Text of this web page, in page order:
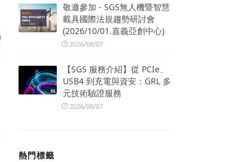
敬邀參加 - SGS無人機暨智慧
載具國際法規趨勢研討會
(2026/10/01.嘉義亞創中心)
2026/08/07
【SGS 服務介紹】從 PCIe、
USB4 到充電與資安：GRL 多
元技術驗證服務
2026/08/07
熱門標籤